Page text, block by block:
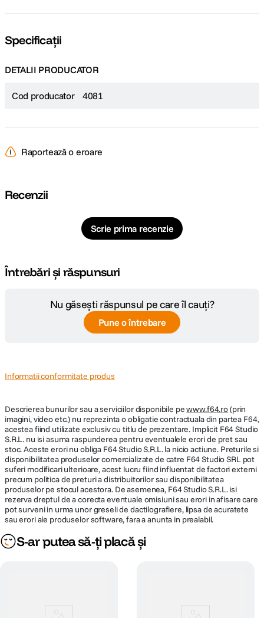
Specificații
DETALII PRODUCATOR
Cod producator 4081
Raportează o eroare
Recenzii
Scrie prima recenzie
Întrebări și răspunsuri
Nu găsești răspunsul pe care îl cauți?
Pune o întrebare
Informatii conformitate produs
Descrierea bunurilor sau a serviciilor disponibile pewww.f64.ro(prin
imagini, video etc.) nu reprezinta o obligatie contractuala din partea F64,
acestea fiind utilizate exclusiv cu titlu de prezentare. Implicit F64 Studio
S.R.L. nu isi asuma raspunderea pentru eventualele erori de pret sau
stoc. Aceste erori nu obliga F64 Studio S.R.L. la nicio actiune. Preturile si
disponibilitatea produselor comercializate de catre F64 Studio SRL pot
suferi modificari ulterioare, acest lucru fiind influentat de factori externi
precum politica de preturi a distribuitorilor sau disponibilitatea
produselor pe stocul acestora. De asemenea, F64 Studio S.R.L. isi
rezerva dreptul de a corecta eventuale omisiuni sau erori in afisare care
pot surveni in urma unor greseli de dactilografiere, lipsa de acuratete
sau erori ale produselor software, fara a anunta in prealabil.
S-ar putea să-ți placă și